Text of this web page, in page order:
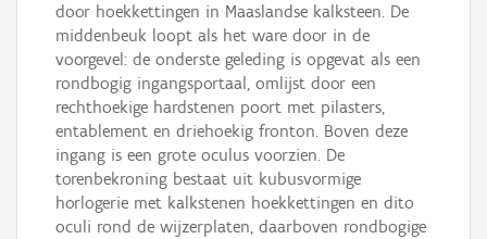
door hoekkettingen in Maaslandse kalksteen. De
middenbeuk loopt als het ware door in de
voorgevel: de onderste geleding is opgevat als een
rondbogig ingangsportaal, omlijst door een
rechthoekige hardstenen poort met pilasters,
entablement en driehoekig fronton. Boven deze
ingang is een grote oculus voorzien. De
torenbekroning bestaat uit kubusvormige
horlogerie met kalkstenen hoekkettingen en dito
oculi rond de wijzerplaten, daarboven rondbogige